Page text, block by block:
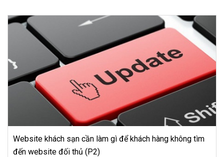
cần làm gì để khách hàng không tìm
thủ (P2)
Tại sao phần